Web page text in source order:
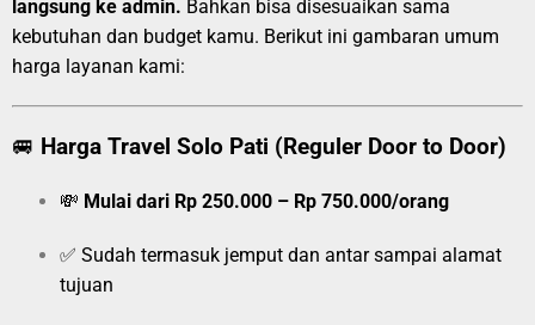
langsung ke admin. Bahkan bisa disesuaikan sama
kebutuhan dan budget kamu. Berikut ini gambaran umum
harga layanan kami:
🚐 Harga Travel Solo Pati (Reguler Door to Door)
💸 Mulai dari Rp 250.000 – Rp 750.000/orang
✅ Sudah termasuk jemput dan antar sampai alamat
tujuan